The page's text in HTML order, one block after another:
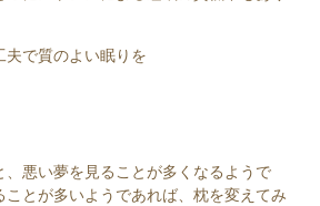
夫で質のよい眠りを
、悪い夢を見ることが多くなるようで
とが多いようであれば、枕を変えてみ